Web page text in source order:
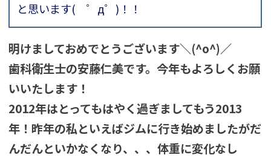
と思います( ゜д゜)！！
明けましておめでとうございます＼(^o^)／
歯科衛生士の安藤仁美です。今年もよろしくお願
いいたします！
2012年はとってもはやく過ぎましてもう2013
年！昨年の私といえばジムに行き始めましたがだ
んだんといかなくなり、、、体重に変化なし